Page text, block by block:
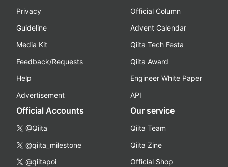
Privacy
Guideline
Media Kit
Feedback/Requests
Help
Advertisement
Official Column
Advent Calendar
Qiita Tech Festa
Qiita Award
Engineer White Paper
API
Official Accounts
@Qiita
@qiita_milestone
@qiitapoi
Our service
Qiita Team
Qiita Zine
Official Shop